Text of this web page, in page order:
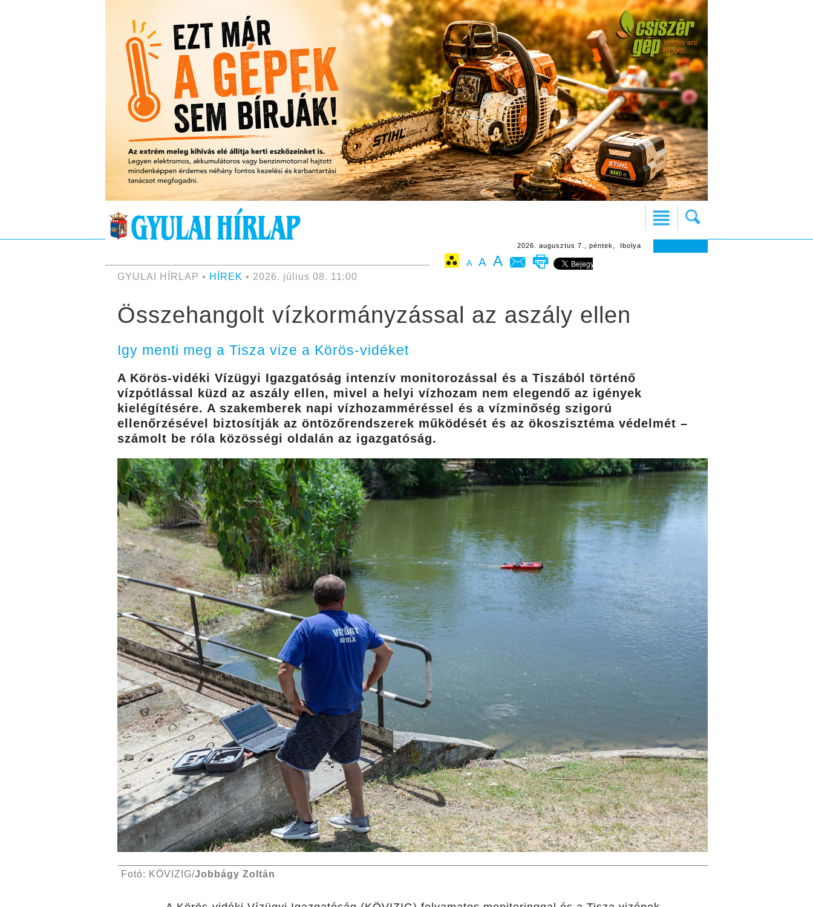
2026. augusztus 7., péntek, Ibolya
A A A
GYULAI HÍRLAP • HÍREK • 2026. július 08. 11:00
Összehangolt vízkormányzással az aszály ellen
Igy menti meg a Tisza vize a Körös-vidéket
A Körös-vidéki Vízügyi Igazgatóság intenzív monitorozással és a Tiszából történő
vízpótlással küzd az aszály ellen, mivel a helyi vízhozam nem elegendő az igények
kielégítésére. A szakemberek napi vízhozamméréssel és a vízminőség szigorú
ellenőrzésével biztosítják az öntözőrendszerek működését és az ökoszisztéma védelmét –
számolt be róla közösségi oldalán az igazgatóság.
Fotó: KÖVIZIG/Jobbágy Zoltán